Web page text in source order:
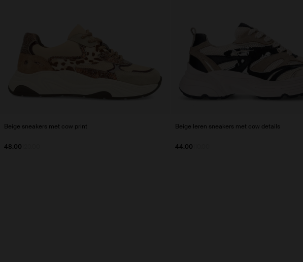
Beige sneakers met cow print
48.00
Beige leren sneakers met cow details
44.00